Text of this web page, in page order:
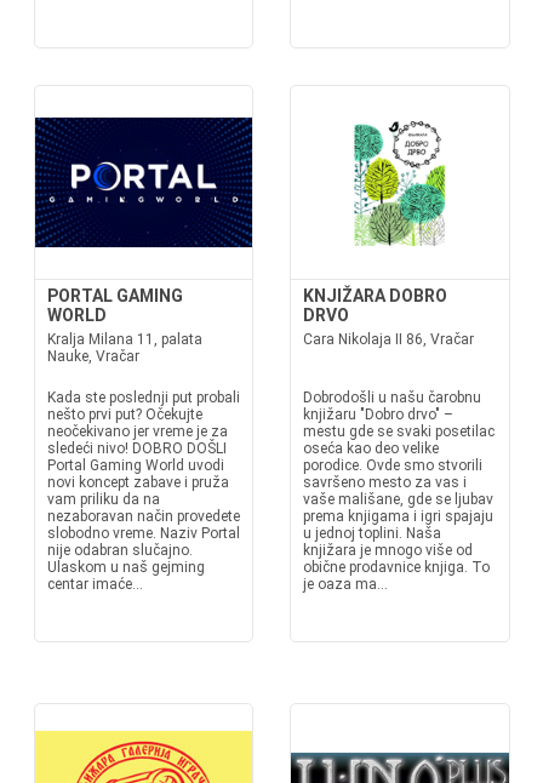
PORTAL GAMING
WORLD
Kralja Milana 11, palata
Nauke, Vračar
Kada ste poslednji put probali
nešto prvi put? Očekujte
neočekivano jer vreme je za
sledeći nivo! DOBRO DOŠLI
Portal Gaming World uvodi
novi koncept zabave i pruža
vam priliku da na
nezaboravan način provedete
slobodno vreme. Naziv Portal
nije odabran slučajno.
Ulaskom u naš gejming
centar imaće...
KNJIŽARA DOBRO
DRVO
Cara Nikolaja II 86, Vračar
Dobrodošli u našu čarobnu
knjižaru "Dobro drvo" –
mestu gde se svaki posetilac
oseća kao deo velike
porodice. Ovde smo stvorili
savršeno mesto za vas i
vaše mališane, gde se ljubav
prema knjigama i igri spajaju
u jednoj toplini. Naša
knjižara je mnogo više od
obične prodavnice knjiga. To
je oaza ma...